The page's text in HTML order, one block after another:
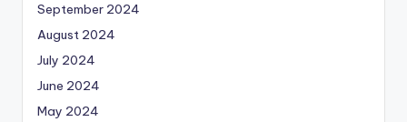
September 2024
August 2024
July 2024
June 2024
May 2024